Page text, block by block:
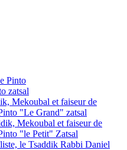
Pinto
zatsal
Mekoubal et faiseur de
"Le Grand" zatsal
Mekoubal et faiseur de
"le Petit" Zatsal
le Tsaddik Rabbi Daniel